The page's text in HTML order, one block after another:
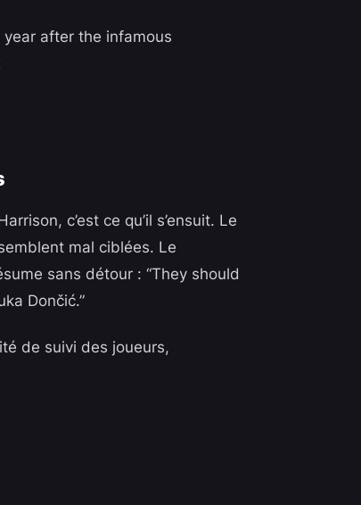
after the infamous
c’est ce qu’il s’ensuit. Le
mal ciblées. Le
sans détour : “They should
Dončić.”
de suivi des joueurs,